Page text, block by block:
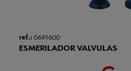
ref.: 0691600
ESMERILADOR VALVULAS
Loading...